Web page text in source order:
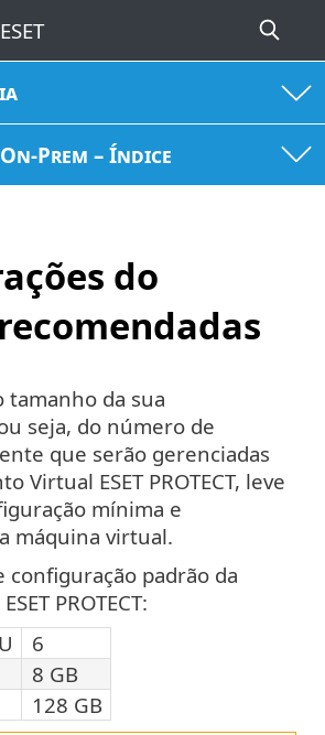
On-Prem – Índice
do
tamanho da sua
seja, do número de
que serão gerenciadas
Virtual ESET PROTECT, leve
mínima e
máquina virtual.
configuração padrão da
PROTECT:
6
8 GB
128 GB